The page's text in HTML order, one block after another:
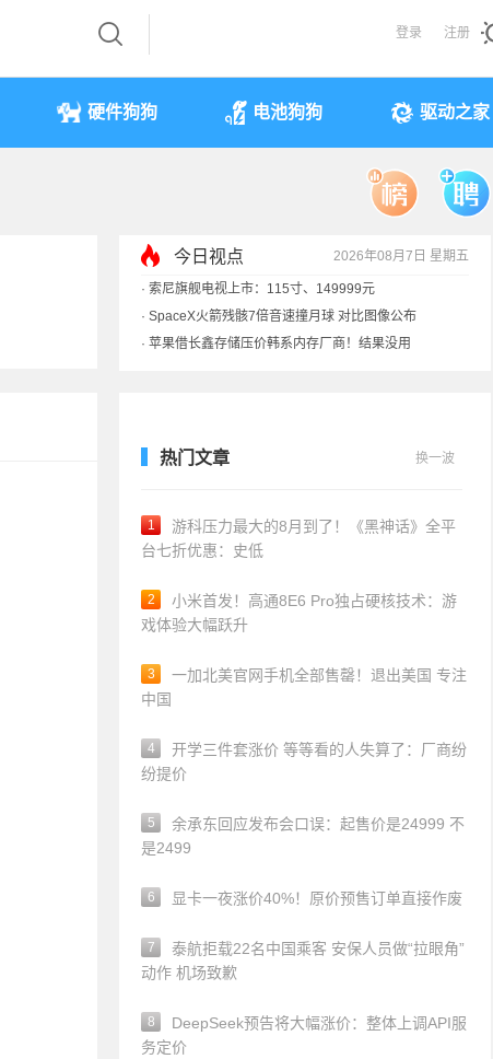
登录 注册
硬件狗狗 电池狗狗 驱动之家
今日视点 2026年08月7日 星期五
· 索尼旗舰电视上市：115寸、149999元
· SpaceX火箭残骸7倍音速撞月球 对比图像公布
· 苹果借长鑫存储压价韩系内存厂商！结果没用
热门文章 换一波
1
游科压力最大的8月到了！《黑神话》全平
台七折优惠：史低
2
小米首发！高通8E6 Pro独占硬核技术：游
戏体验大幅跃升
3
一加北美官网手机全部售罄！退出美国 专注
中国
4
开学三件套涨价 等等看的人失算了：厂商纷
纷提价
5
余承东回应发布会口误：起售价是24999 不
是2499
6 显卡一夜涨价40%！原价预售订单直接作废
7
泰航拒载22名中国乘客 安保人员做“拉眼角”
动作 机场致歉
8
DeepSeek预告将大幅涨价：整体上调API服
务定价